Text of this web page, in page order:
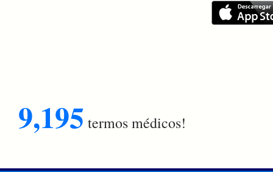
9,195 termos médicos!